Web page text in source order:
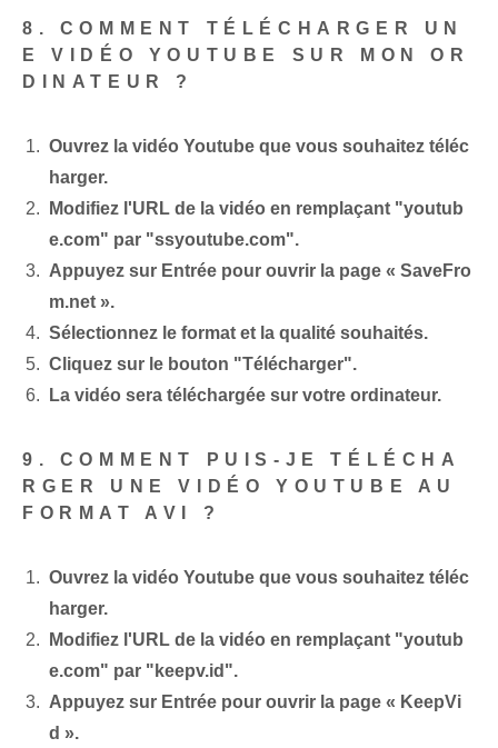
8. COMMENT TÉLÉCHARGER UN
E VIDÉO YOUTUBE SUR MON OR
DINATEUR ?
Ouvrez la vidéo Youtube que vous souhaitez téléc
harger.
Modifiez l'URL de la vidéo en remplaçant "youtub
e.com" par "ssyoutube.com".
Appuyez sur Entrée pour ouvrir la page « SaveFro
m.net ».
Sélectionnez le format et la qualité souhaités.
Cliquez sur le bouton "Télécharger".
La vidéo sera téléchargée sur votre ordinateur.
9. COMMENT PUIS-JE TÉLÉCHA
RGER UNE VIDÉO YOUTUBE AU
FORMAT AVI ?
Ouvrez la vidéo Youtube que vous souhaitez téléc
harger.
Modifiez l'URL de la vidéo en remplaçant "youtub
e.com" par "keepv.id".
Appuyez sur Entrée pour ouvrir la page « KeepVi
d ».